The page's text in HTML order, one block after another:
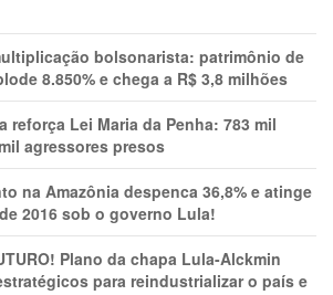
bolsonarista: patrimônio de
8.850% e chega a R$ 3,8 milhões
reforça Lei Maria da Penha: 783 mil
agressores presos
na Amazônia despenca 36,8% e atinge
2016 sob o governo Lula!
Plano da chapa Lula-Alckmin
para reindustrializar o país e